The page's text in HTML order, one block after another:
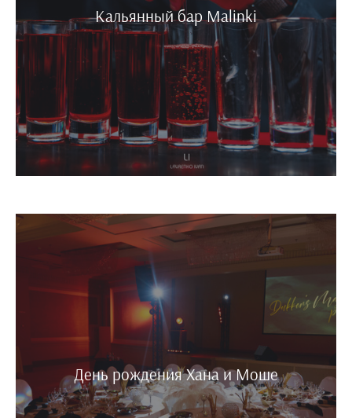
Кальянный бар Malinki
День рождения Хана и Моше